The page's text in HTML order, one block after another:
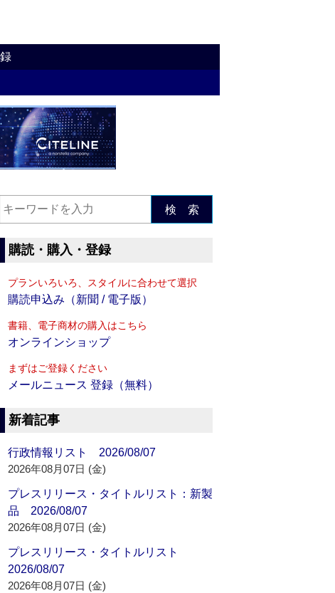
検 索
購読・購入・登録
プランいろいろ、スタイルに合わせて選択
購読申込み（新聞 / 電子版）
書籍、電子商材の購入はこちら
オンラインショップ
まずはご登録ください
メールニュース 登録（無料）
新着記事
行政情報リスト 2026/08/07
2026年08月07日 (金)
プレスリリース・タイトルリスト：新製
品 2026/08/07
2026年08月07日 (金)
プレスリリース・タイトルリスト
2026/08/07
2026年08月07日 (金)